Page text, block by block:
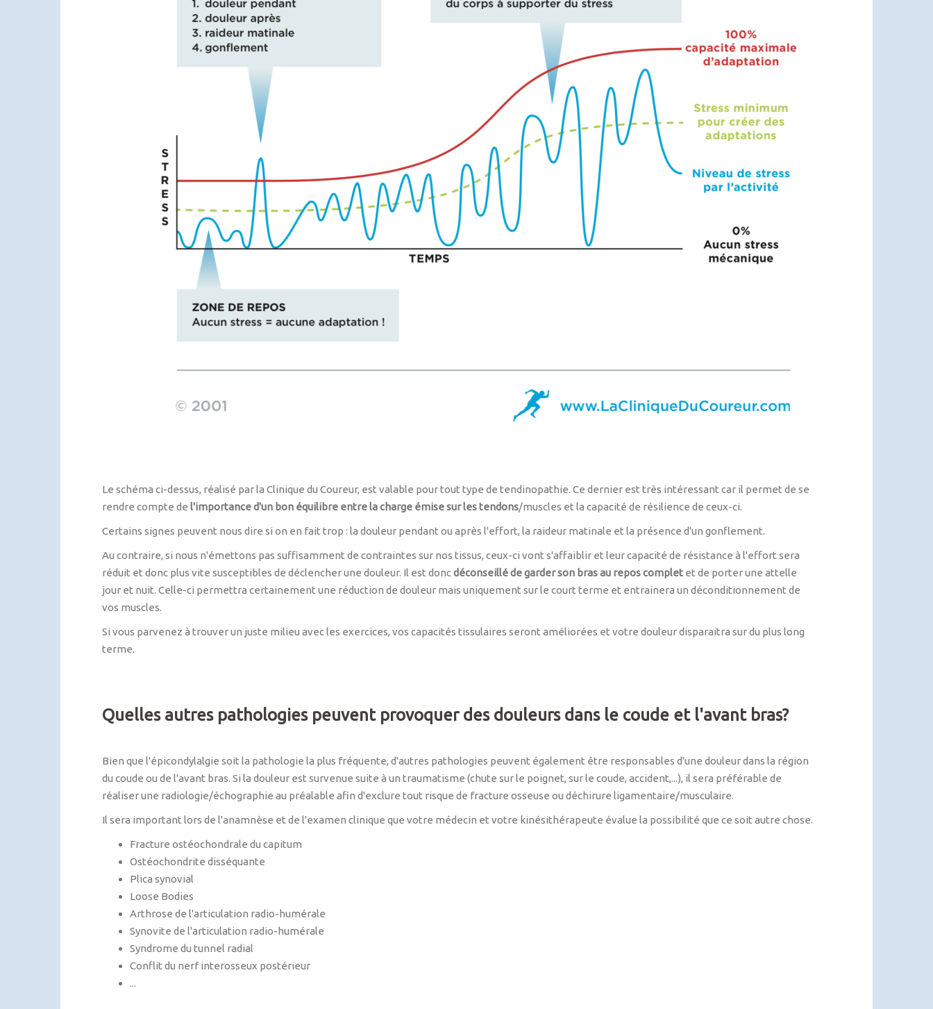
Le schéma ci-dessus, réalisé par la Clinique du Coureur, est valable pour tout type de tendinopathie. Ce dernier est très intéressant car il permet de se
rendre compte de l'importance d'un bon équilibre entre la charge émise sur les tendons/muscles et la capacité de résilience de ceux-ci.
Certains signes peuvent nous dire si on en fait trop : la douleur pendant ou après l'effort, la raideur matinale et la présence d'un gonflement.
Au contraire, si nous n'émettons pas suffisamment de contraintes sur nos tissus, ceux-ci vont s'affaiblir et leur capacité de résistance à l'effort sera
réduit et donc plus vite susceptibles de déclencher une douleur. Il est doncdéconseillé de garder son bras au repos complet et de porter une attelle
jour et nuit. Celle-ci permettra certainement une réduction de douleur mais uniquement sur le court terme et entrainera un déconditionnement de
vos muscles.
Si vous parvenez à trouver un juste milieu avec les exercices, vos capacités tissulaires seront améliorées et votre douleur disparaitra sur du plus long
terme.
Quelles autres pathologies peuvent provoquer des douleurs dans le coude et l'avant bras?
Bien que l'épicondylalgie soit la pathologie la plus fréquente, d'autres pathologies peuvent également être responsables d'une douleur dans la région
du coude ou de l'avant bras. Si la douleur est survenue suite à un traumatisme (chute sur le poignet, sur le coude, accident,...), il sera préférable de
réaliser une radiologie/échographie au préalable afin d'exclure tout risque de fracture osseuse ou déchirure ligamentaire/musculaire.
Il sera important lors de l'anamnèse et de l'examen clinique que votre médecin et votre kinésithérapeute évalue la possibilité que ce soit autre chose.
Fracture ostéochondrale du capitum
Ostéochondrite disséquante
Plica synovial
Loose Bodies
Arthrose de l'articulation radio-humérale
Synovite de l'articulation radio-humérale
Syndrome du tunnel radial
Conflit du nerf interosseux postérieur
...